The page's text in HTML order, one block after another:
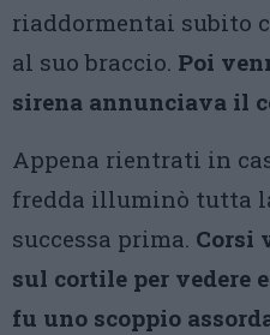
riaddormentai subito
al suo braccio. Poi
sirena annunciava il
Appena rientrati in
fredda illuminò tutta
successa prima. Corsi
sul cortile per vedere
fu uno scoppio